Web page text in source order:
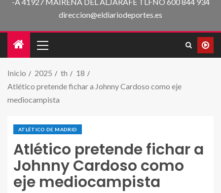
direccion@eldiariodeportes.es
Inicio 2025 th
18
Atlético pretende fichar a Johnny Cardoso como eje
mediocampista
ATLÉTICO DE MADRID
Atlético pretende fichar a
Johnny Cardoso como
eje mediocampista